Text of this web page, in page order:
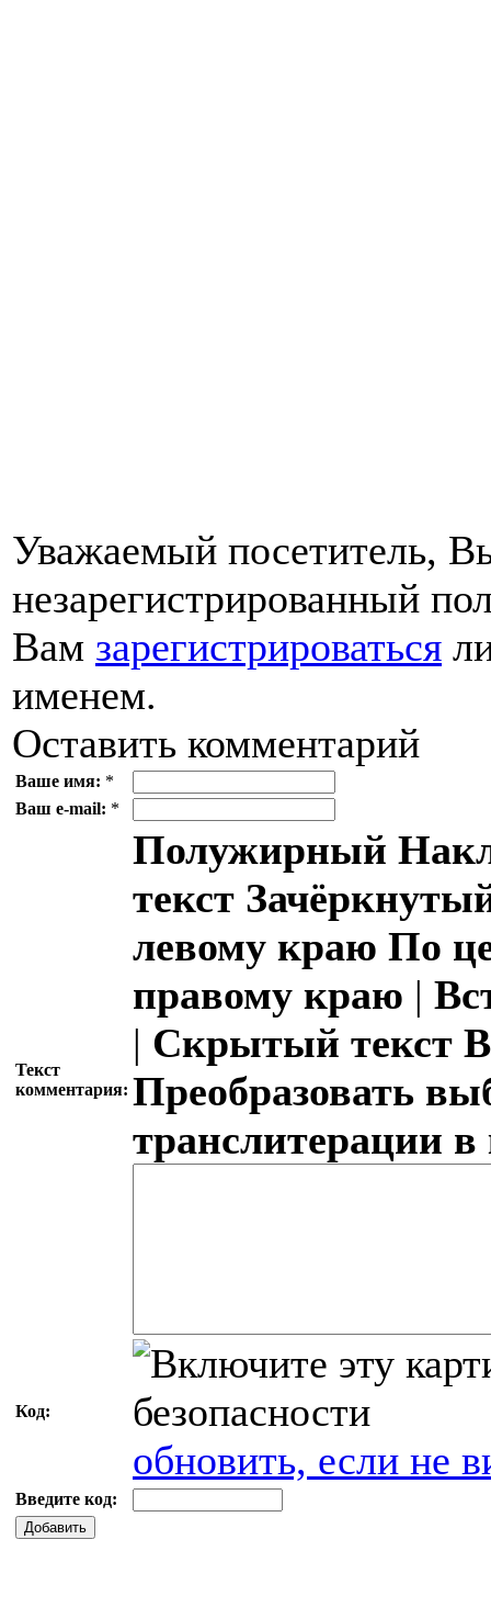
Уважаемый посетитель,
незарегистрированный
Вам зарегистрироваться
именем.
Оставить комментарий
Ваше имя: *
Ваш e-mail: *
Текст
комментария:
Полужирный
текст
левому краю По
правому краю |
| Скрытый текст
Преобразовать
транслитерации
Код:
обновить, если не
Введите код:
Добавить